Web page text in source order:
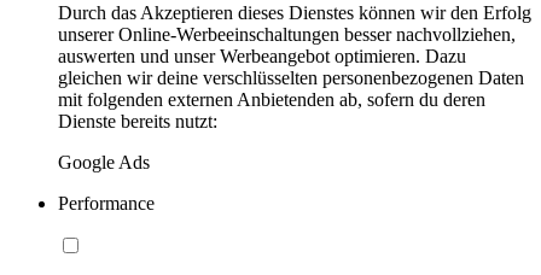
Durch das Akzeptieren dieses Dienstes können wir den Erfolg
unserer Online-Werbeeinschaltungen besser nachvollziehen,
auswerten und unser Werbeangebot optimieren. Dazu
gleichen wir deine verschlüsselten personenbezogenen Daten
mit folgenden externen Anbietenden ab, sofern du deren
Dienste bereits nutzt:
Google Ads
Performance